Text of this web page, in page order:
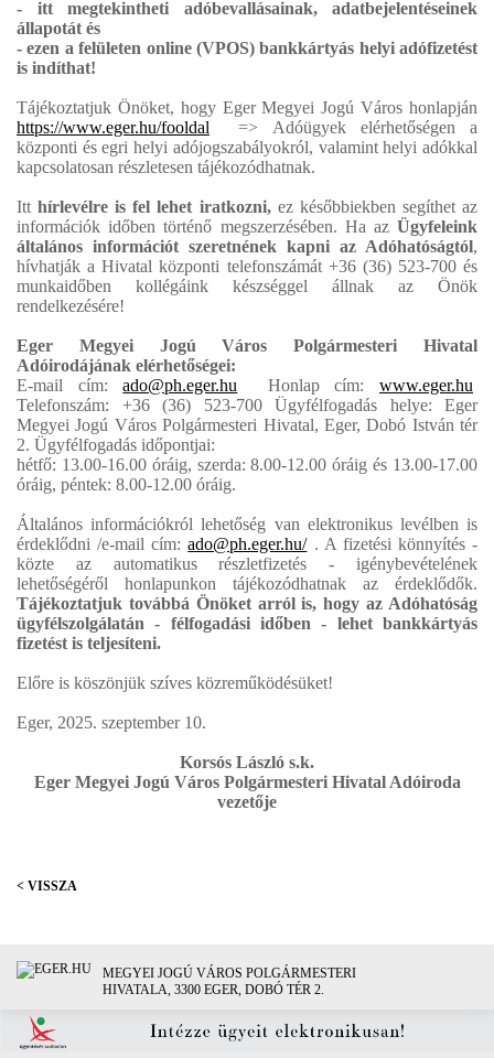
- itt megtekintheti adóbevallásainak, adatbejelentéseinek
állapotát és
- ezen a felületen online (VPOS) bankkártyás helyi adófizetést
is indíthat!
Tájékoztatjuk Önöket, hogy Eger Megyei Jogú Város honlapján
https://www.eger.hu/fooldal => Adóügyek elérhetőségen a
központi és egri helyi adójogszabályokról, valamint helyi adókkal
kapcsolatosan részletesen tájékozódhatnak.
Itthírlevélre is fel lehet iratkozni,ez későbbiekben segíthet az
információk időben történő megszerzésében. Ha az Ügyfeleink
általános információt szeretnének kapni az Adóhatóságtól,
hívhatják a Hivatal központi telefonszámát +36 (36) 523-700 és
munkaidőben kollégáink készséggel állnak az Önök
rendelkezésére!
Eger Megyei Jogú Város Polgármesteri Hivatal
Adóirodájának elérhetőségei:
E-mail cím:ado@ph.eger.hu Honlap cím:www.eger.hu
Telefonszám: +36 (36) 523-700 Ügyfélfogadás helye: Eger
Megyei Jogú Város Polgármesteri Hivatal, Eger, Dobó István tér
2. Ügyfélfogadás időpontjai:
hétfő: 13.00-16.00 óráig, szerda: 8.00-12.00 óráig és 13.00-17.00
óráig, péntek: 8.00-12.00 óráig.
Általános információkról lehetőség van elektronikus levélben is
érdeklődni /e-mail cím:ado@ph.eger.hu/. A fizetési könnyítés -
közte az automatikus részletfizetés - igénybevételének
lehetőségéről honlapunkon tájékozódhatnak az érdeklődők.
Tájékoztatjuk továbbá Önöket arról is, hogy az Adóhatóság
ügyfélszolgálatán - félfogadási időben - lehet bankkártyás
fizetést is teljesíteni.
Előre is köszönjük szíves közreműködésüket!
Eger, 2025. szeptember 10.
Korsós László s.k.
Eger Megyei Jogú Város Polgármesteri Hivatal Adóiroda
vezetője
< VISSZA
MEGYEI JOGÚ VÁROS POLGÁRMESTERI
HIVATALA, 3300 EGER, DOBÓ TÉR 2.